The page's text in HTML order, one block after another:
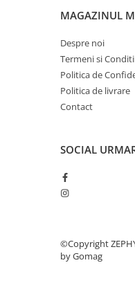
Aparatura medicala
Altele-Produse tehnico-
Sanatatea cuplului
Altele-Sanatatea cuplului
MAGAZINUL
Despre noi
Termeni si
Politica de
Politica de livrare
Contact
SOCIAL
©Copyright
by Gomag